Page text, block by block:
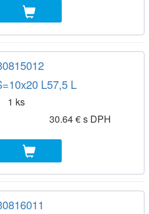
L57,5 L
1 ks
30.64 € s DPH